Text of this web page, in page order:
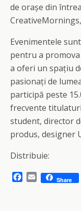
de orașe din
Evenimentele
pentru a
a oferi un spațiu
pasionați de
participă peste
frecvente
student, director
produs, designer
Distribuie:
E
Share